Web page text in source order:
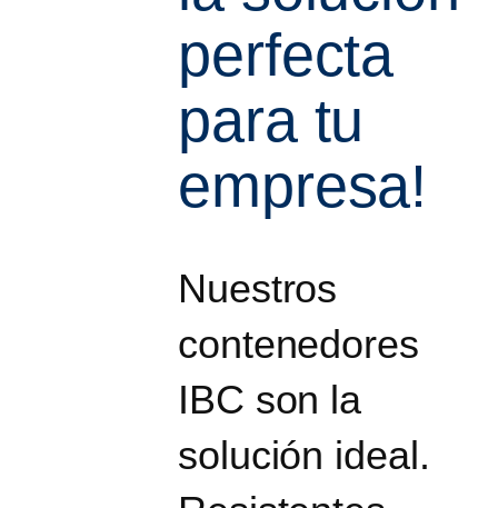
perfecta
para tu
empresa!
Nuestros
contenedores
IBC son la
solución ideal.